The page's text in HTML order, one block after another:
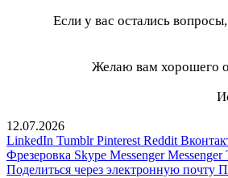
Если у вас остались
Желаю вам хорошего
12.07.2026
LinkedIn Tumblr Pinterest Reddit
Фрезеровка Skype Messenger Messenger
Поделиться через электронную почту